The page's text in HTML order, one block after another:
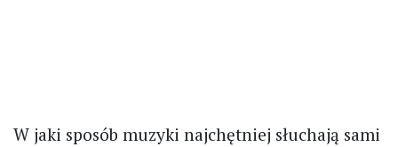
W jaki sposób muzyki najchętniej słuchają sami